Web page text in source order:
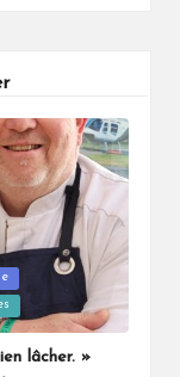
lâcher. »